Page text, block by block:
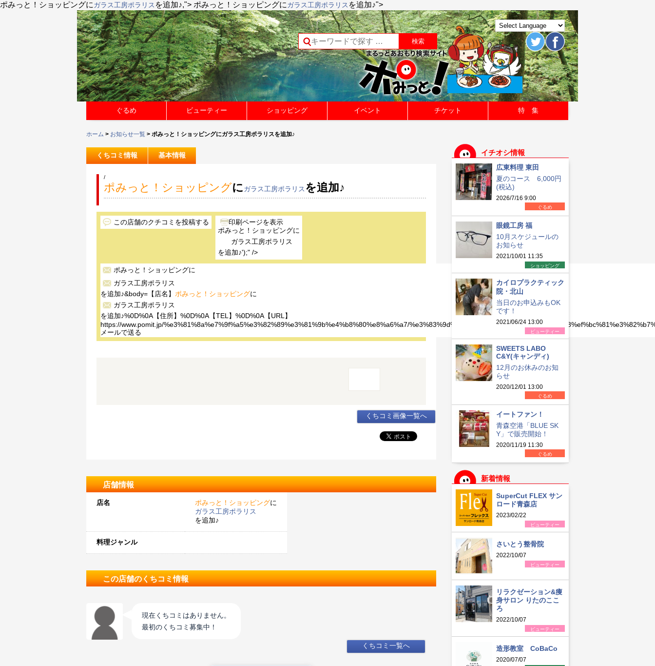
ポみっと！ショッピングにガラス工房ポラリス を追加♪,"> ポみっと！ショッピングにガラス工房ポラリス を追加♪">
ぐるめ ビューティー ショッピング イベント チケット 特 集
ホーム > お知らせ一覧 > ポみっと！ショッピングにガラス工房ポラリスを追加♪
くちコミ情報 基本情報
/
ポみっと！ショッピングにガラス工房ポラリス を追加♪
この店舗のクチコミを投稿する
ポみっと！ショッピングに
ガラス工房ポラリス
を追加♪');" />
ポみっと！ショッピングに
ガラス工房ポラリス
を追加♪&body=【店名】 ポみっと！ショッピングに
ガラス工房ポラリス
を追加♪%0D%0A【住所】%0D%0A【TEL】%0D%0A【URL】
https://www.pomit.jp/%e3%81%8a%e7%9f%a5%e3%82%89%e3%81%9b%e4%b8%80%e8%a6%a7/
メールで送る
くちコミ画像一覧へ
店舗情報
店名 ポみっと！ショッピングに
ガラス工房ポラリス
を追加♪
料理ジャンル
この店舗のくちコミ情報
現在くちコミはありません。
最初のくちコミ募集中！
くちコミ一覧へ
イチオシ情報
広東料理 東田
夏のコース 6,000円
(税込)
2026/7/16 9:00
ぐるめ
眼鏡工房 福
10月スケジュールの
お知らせ
2021/10/01 11:35
ショッピング
カイロプラクティック
院・北山
当日のお申込みもOK
です！
2021/06/24 13:00
ビューティー
SWEETS LABO
C&Y(キャンディ)
12月のお休みのお知
らせ
2020/12/01 13:00
ぐるめ
イートファン！
青森空港「BLUE SK
Y」で販売開始！
2020/11/19 11:30
ぐるめ
新着情報
SuperCut FLEX サン
ロード青森店
2023/02/22
ビューティー
さいとう整骨院
2022/10/07
ビューティー
リラクゼーション&痩
身サロン りたのここ
ろ
2022/10/07
ビューティー
造形教室 CoBaCo
2020/07/07